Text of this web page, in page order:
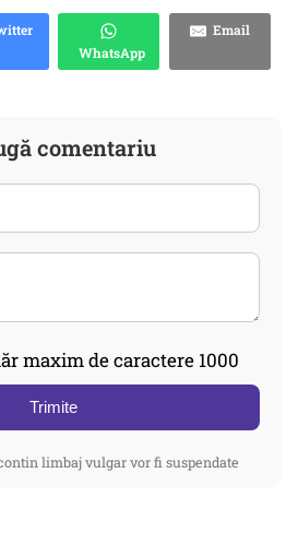
WhatsApp
Email
comentariu
maxim de caractere 1000
Trimite
limbaj vulgar vor fi suspendate